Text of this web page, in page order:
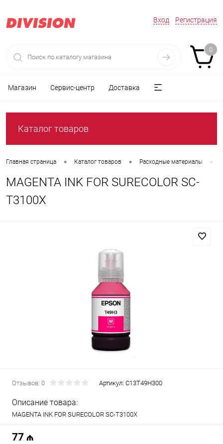
Вход Регистрация
0
Магазин Сервис-центр Доставка
Каталог товаров
Главная страница • Каталог товаров • Расходные материалы •
MAGENTA INK FOR SURECOLOR SC-
T3100X
Отзывов: 0 Артикул: C13T49H300
Описание товара:
MAGENTA INK FOR SURECOLOR SC-T3100X
77 ₼